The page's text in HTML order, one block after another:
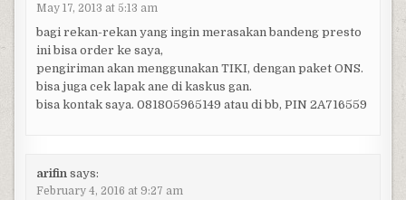
May 17, 2013 at 5:13 am
bagi rekan-rekan yang ingin merasakan bandeng presto
ini bisa order ke saya,
pengiriman akan menggunakan TIKI, dengan paket ONS.
bisa juga cek lapak ane di kaskus gan.
bisa kontak saya. 081805965149 atau di bb, PIN 2A716559
arifin says:
February 4, 2016 at 9:27 am